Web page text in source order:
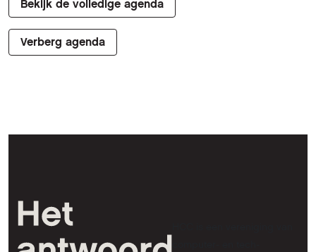
Bekijk de volledige agenda
Verberg agenda